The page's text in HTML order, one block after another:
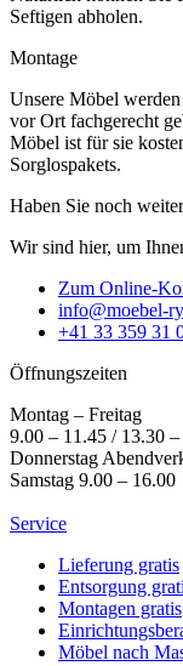
Seftigen abholen.
Montage
Unsere Möbel
vor Ort fachgerecht
Möbel ist für sie
Sorglospakets.
Haben Sie noch
Wir sind hier, um
Zum Online-
info@moebel-
+41 33 359 31
Öffnungszeiten
Montag – Freitag
9.00 – 11.45 / 13.30
Donnerstag
Samstag 9.00 – 16.00
Service
Lieferung gratis
Entsorgung
Montagen gratis
Möbel nach